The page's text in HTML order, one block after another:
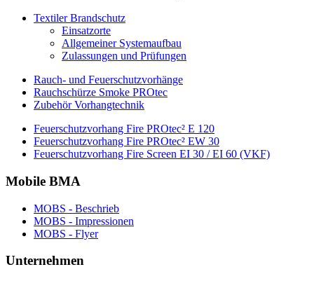
Textiler Brandschutz
Einsatzorte
Allgemeiner Systemaufbau
Zulassungen und Prüfungen
Rauch- und Feuerschutzvorhänge
Rauchschürze Smoke PROtec
Zubehör Vorhangtechnik
Feuerschutzvorhang Fire PROtec² E 120
Feuerschutzvorhang Fire PROtec² EW 30
Feuerschutzvorhang Fire Screen EI 30 / EI 60 (VKF)
Mobile BMA
MOBS - Beschrieb
MOBS - Impressionen
MOBS - Flyer
Unternehmen